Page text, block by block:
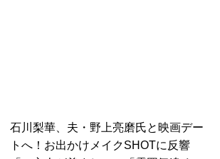
石川梨華、夫・野上亮磨氏と映画デー
トへ！お出かけメイクSHOTに反響